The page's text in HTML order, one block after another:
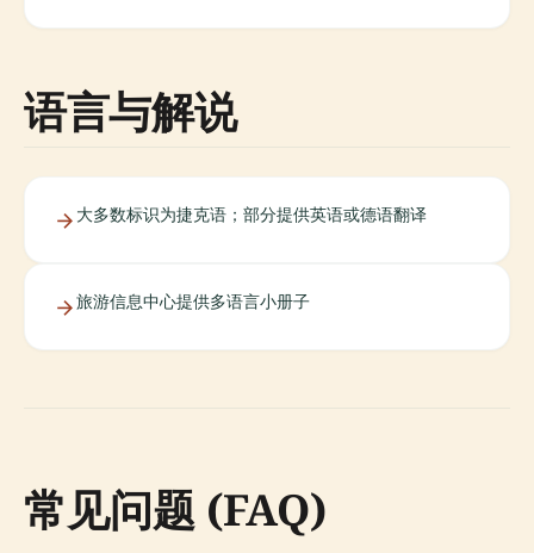
语言与解说
大多数标识为捷克语；部分提供英语或德语翻译
旅游信息中心提供多语言小册子
常见问题 (FAQ)